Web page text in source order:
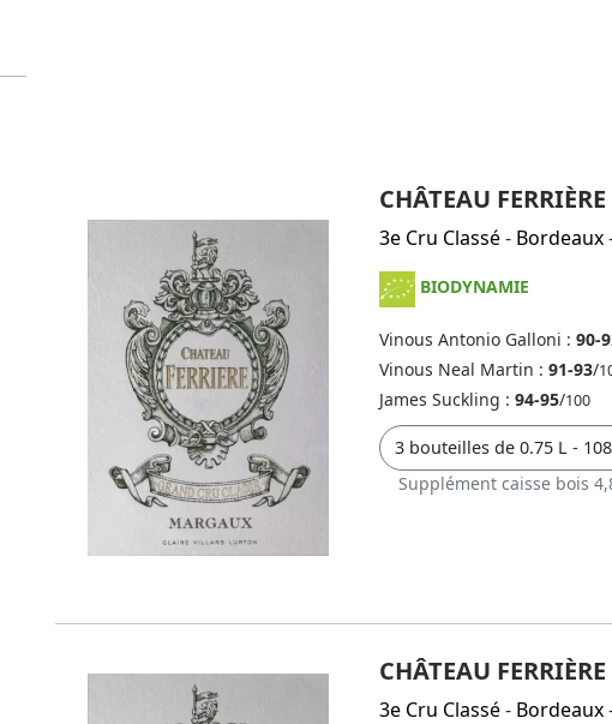
CHÂTEAU
3e Cru Classé- Bordeaux
BIODYNAMIE
Vinous Antonio Galloni : 90-
Vinous Neal Martin : 91-93/
James Suckling : 94-95/100
Supplément caisse bois
CHÂTEAU
3e Cru Classé- Bordeaux